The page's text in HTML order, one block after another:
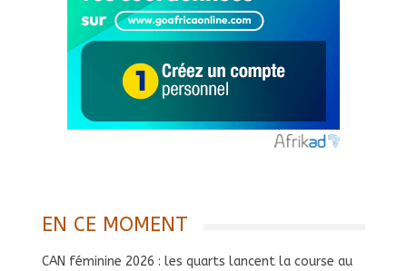
EN CE MOMENT
CAN féminine 2026 : les quarts lancent la course au